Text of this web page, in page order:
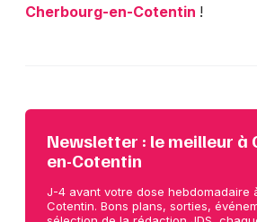
Cherbourg-en-Cotentin !
Newsletter : le meilleur à
en-Cotentin
J-4 avant votre dose hebdomadaire
Cotentin. Bons plans, sorties,